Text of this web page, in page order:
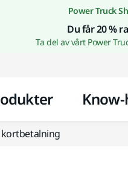
Power Truck
Du får 20 %
Ta del av vårt Power
kortbetalning